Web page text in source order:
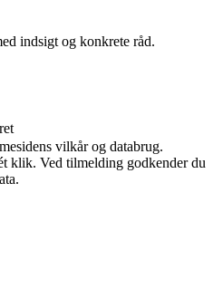
indsigt og konkrete råd.
vilkår og databrug.
klik. Ved tilmelding godkender du